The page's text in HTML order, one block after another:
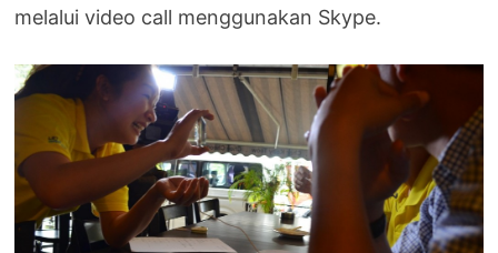
melalui video call menggunakan Skype.